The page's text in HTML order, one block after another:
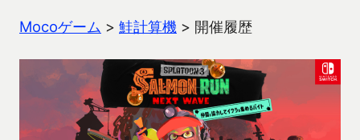
Mocoゲーム > 鮭計算機 > 開催履歴